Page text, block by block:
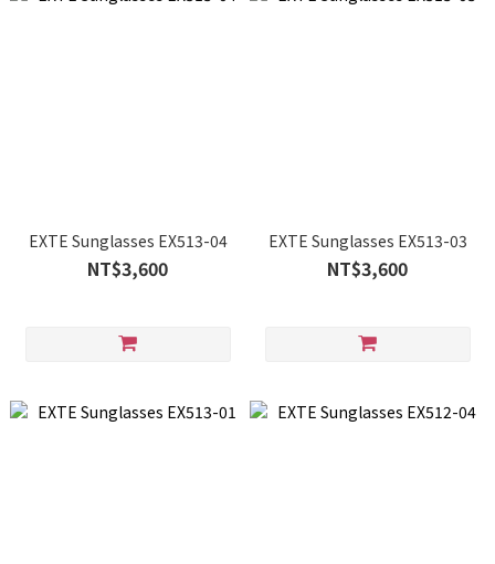
EXTE Sunglasses EX513-04
NT$3,600
EXTE Sunglasses EX513-03
NT$3,600